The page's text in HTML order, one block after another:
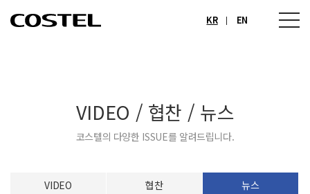
KR EN
VIDEO / 협찬 / 뉴스
코스텔의 다양한 ISSUE를 알려드립니다.
VIDEO 협찬 뉴스